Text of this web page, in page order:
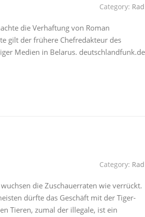
Category:
die Verhaftung von Roman
gilt der frühere Chefredakteur des
Medien in Belarus. deutschlandfunk.de
Category:
die Zuschauerraten wie verrückt.
dürfte das Geschäft mit der Tiger-
Tieren, zumal der illegale, ist ein